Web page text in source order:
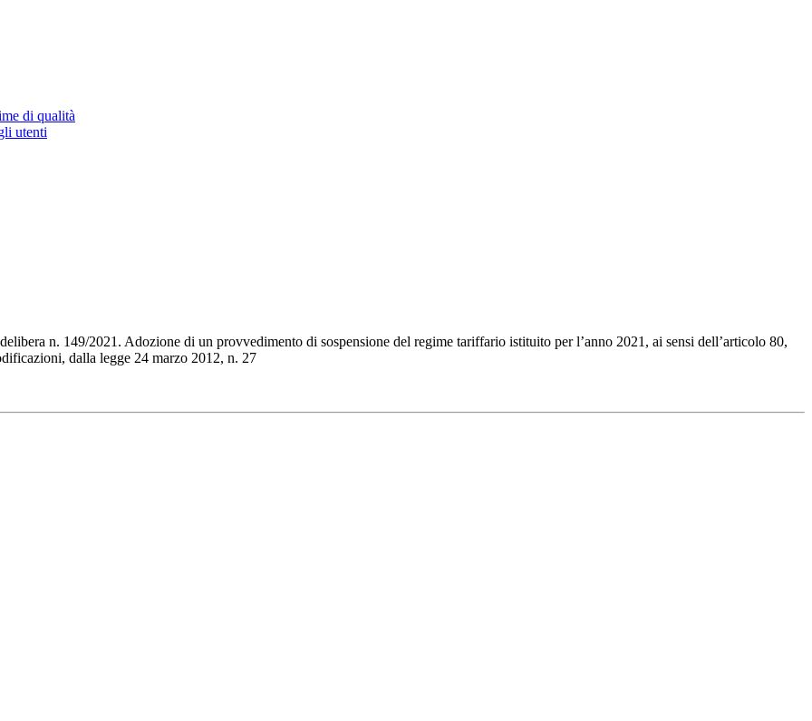
di qualità
utenti
n. 149/2021. Adozione di un provvedimento di sospensione del regime tariffario istituito per l’anno 2021, ai sensi dell’articolo 80,
dalla legge 24 marzo 2012, n. 27